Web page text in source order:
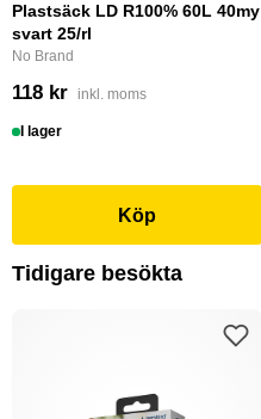
Plastsäck LD R100% 60L 40my
svart 25/rl
No Brand
118 kr inkl. moms
I lager
Köp
Tidigare besökta